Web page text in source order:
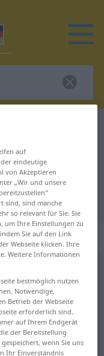
für
antippen)
auf
eindeutige
von Akzeptieren
„Wir und unsere
sind, sind manche
so relevant für Sie. Sie
um Ihre Einstellungen zu
Sie auf den Link
Webseite klicken. Ihre
Weitere Informationen
bestmöglich nutzen
Notwendige,
Betrieb der Webseite
erforderlich sind,
auf Ihrem Endgerät
der Bereitstellung
wenn Sie uns
Ihr Einverständnis